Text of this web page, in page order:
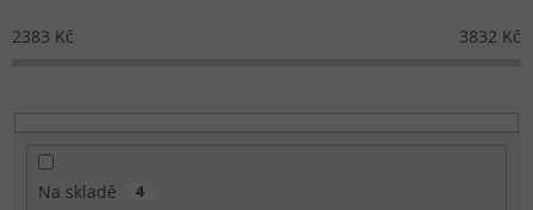
2383 Kč 3832 Kč
Na skladě 4